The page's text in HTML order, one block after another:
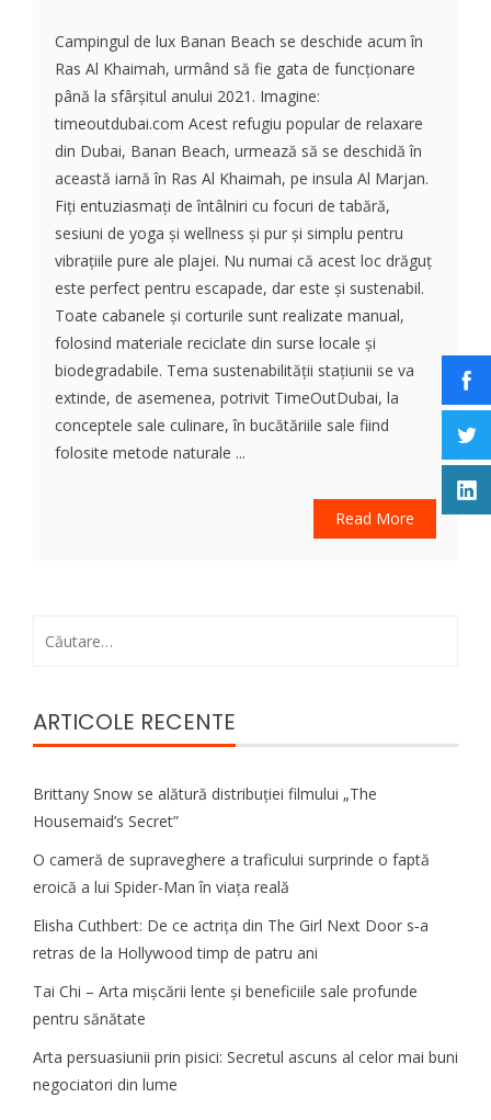
Campingul de lux Banan Beach se deschide acum în
Ras Al Khaimah, urmând să fie gata de funcționare
până la sfârșitul anului 2021. Imagine:
timeoutdubai.com Acest refugiu popular de relaxare
din Dubai, Banan Beach, urmează să se deschidă în
această iarnă în Ras Al Khaimah, pe insula Al Marjan.
Fiți entuziasmați de întâlniri cu focuri de tabără,
sesiuni de yoga și wellness și pur și simplu pentru
vibrațiile pure ale plajei. Nu numai că acest loc drăguț
este perfect pentru escapade, dar este și sustenabil.
Toate cabanele și corturile sunt realizate manual,
folosind materiale reciclate din surse locale și
biodegradabile. Tema sustenabilității stațiunii se va
extinde, de asemenea, potrivit TimeOutDubai, la
conceptele sale culinare, în bucătăriile sale fiind
folosite metode naturale ...
Read More
ARTICOLE RECENTE
Brittany Snow se alătură distribuției filmului „The
Housemaid’s Secret”
O cameră de supraveghere a traficului surprinde o faptă
eroică a lui Spider-Man în viața reală
Elisha Cuthbert: De ce actrița din The Girl Next Door s‑a
retras de la Hollywood timp de patru ani
Tai Chi – Arta mișcării lente și beneficiile sale profunde
pentru sănătate
Arta persuasiunii prin pisici: Secretul ascuns al celor mai buni
negociatori din lume